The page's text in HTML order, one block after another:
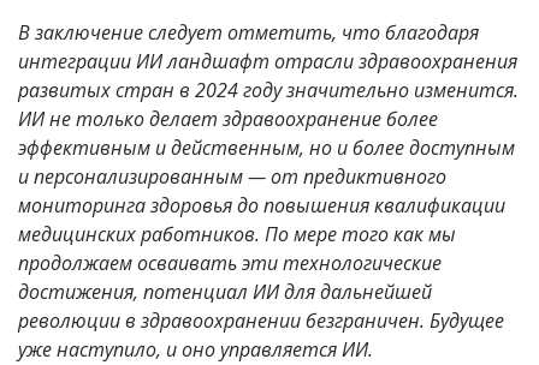
В заключение следует отметить, что благодаря
интеграции ИИ ландшафт отрасли здравоохранения
развитых стран в 2024 году значительно изменится.
ИИ не только делает здравоохранение более
эффективным и действенным, но и более доступным
и персонализированным — от предиктивного
мониторинга здоровья до повышения квалификации
медицинских работников. По мере того как мы
продолжаем осваивать эти технологические
достижения, потенциал ИИ для дальнейшей
революции в здравоохранении безграничен. Будущее
уже наступило, и оно управляется ИИ.